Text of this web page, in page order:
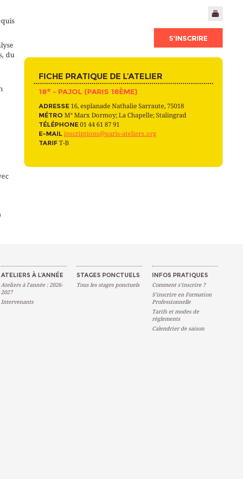
du
S’INSCRIRE
FICHE PRATIQUE DE L’ATELIER
18e - PAJOL (PARIS 18ÈME)
ADRESSE 16, esplanade Nathalie Sarraute, 75018
MÉTRO M° Marx Dormoy; La Chapelle; Stalingrad
TÉLÉPHONE 01 44 61 87 91
E-MAIL inscriptions@paris-ateliers.org
TARIF T-B
ATELIERS À L’ANNÉE
Ateliers à l’année : 2026-
2027
Intervenants
STAGES PONCTUELS
Tous les stages ponctuels
INFOS PRATIQUES
Comment s’inscrire ?
S’inscrire en Formation
Professionnelle
Tarifs et modes de
règlements
Calendrier de saison